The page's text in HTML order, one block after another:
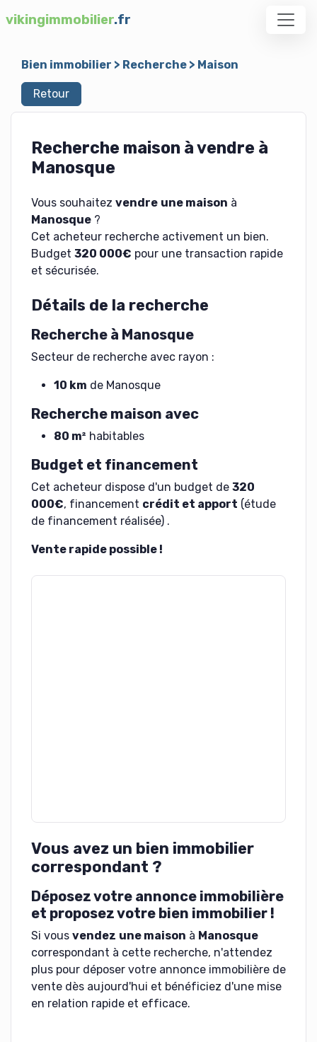
vikingimmobilier.fr
Bien immobilier > Recherche> Maison
Retour
Recherche maison à vendre à
Manosque
Vous souhaitez vendre une maison à
Manosque?
Cet acheteur recherche activement un bien.
Budget 320 000€ pour une transaction rapide
et sécurisée.
Détails de la recherche
Recherche à Manosque
Secteur de recherche avec rayon :
10 km de Manosque
Recherche maison avec
80 m² habitables
Budget et financement
Cet acheteur dispose d'un budget de 320
000€, financement crédit et apport (étude
de financement réalisée) .
Vente rapide possible !
Vous avez un bien immobilier
correspondant ?
Déposez votre annonce immobilière
et proposez votre bien immobilier !
Si vous vendez une maison à Manosque
correspondant à cette recherche, n'attendez
plus pour déposer votre annonce immobilière de
vente dès aujourd'hui et bénéficiez d'une mise
en relation rapide et efficace.